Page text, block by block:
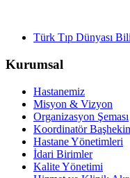
Türk Tıp Dünyası
Kurumsal
Hastanemiz
Misyon & Vizyon
Organizasyon Şeması
Koordinatör
Hastane Yönetimleri
İdari Birimler
Kalite Yönetimi